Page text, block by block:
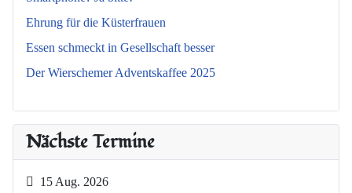
Ehrung für die Küsterfrauen
Essen schmeckt in Gesellschaft besser
Der Wierschemer Adventskaffee 2025
Nächste Termine
15 Aug. 2026